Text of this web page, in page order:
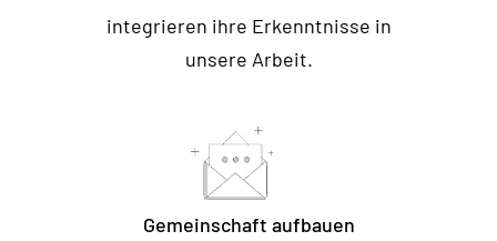
integrieren ihre Erkenntnisse in
unsere Arbeit.
Gemeinschaft aufbauen